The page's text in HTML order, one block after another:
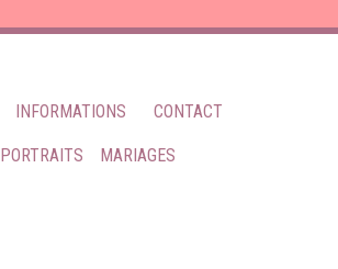
INFORMATIONS CONTACT
PORTRAITS MARIAGES